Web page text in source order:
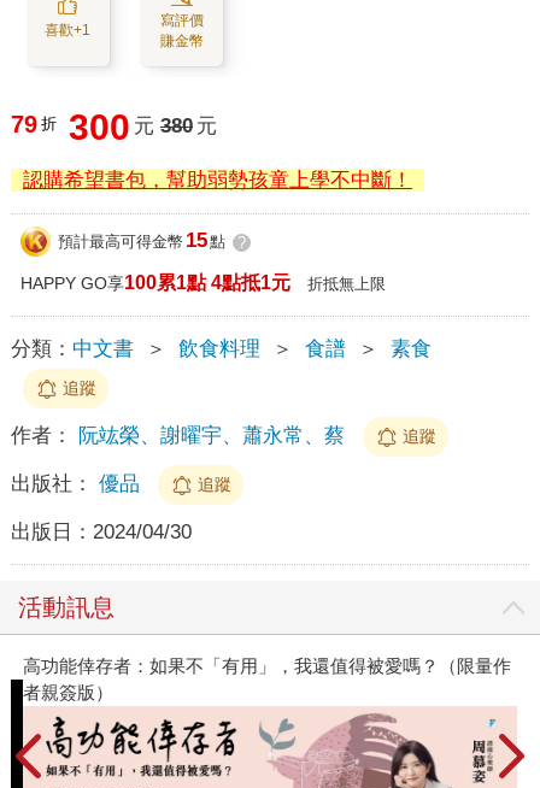
喜歡+1
寫評價
賺金幣
79 折 300 元 380 元
認購希望書包，幫助弱勢孩童上學不中斷！
預計最高可得金幣 15點 ?
HAPPY GO享100累1點 4點抵1元 折抵無上限
分類： 中文書 ＞ 飲食料理 ＞ 食譜 ＞ 素食
追蹤
作者： 阮竑榮、謝曜宇、蕭永常、蔡 追蹤
出版社： 優品 追蹤
出版日： 2024/04/30
活動訊息
高功能倖存者：如果不「有用」，我還值得被愛嗎？（限量作
者親簽版）